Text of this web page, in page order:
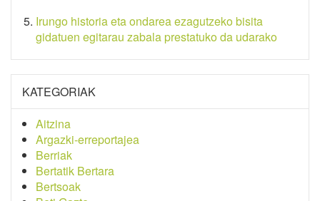
Irungo historia eta ondarea ezagutzeko bisita
gidatuen egitarau zabala prestatuko da udarako
KATEGORIAK
Aitzina
Argazki-erreportajea
Berriak
Bertatik Bertara
Bertsoak